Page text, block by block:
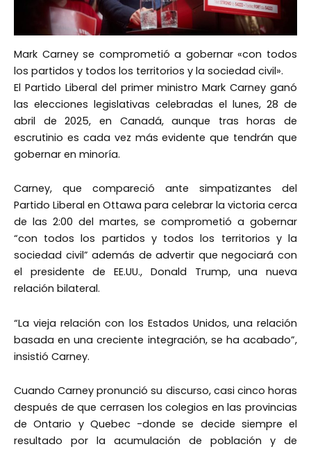
Mark Carney se comprometió a gobernar «con todos
los partidos y todos los territorios y la sociedad civil».
El Partido Liberal del primer ministro Mark Carney ganó
las elecciones legislativas celebradas el lunes, 28 de
abril de 2025, en Canadá, aunque tras horas de
escrutinio es cada vez más evidente que tendrán que
gobernar en minoría.
Carney, que compareció ante simpatizantes del
Partido Liberal en Ottawa para celebrar la victoria cerca
de las 2:00 del martes, se comprometió a gobernar
“con todos los partidos y todos los territorios y la
sociedad civil” además de advertir que negociará con
el presidente de EE.UU., Donald Trump, una nueva
relación bilateral.
“La vieja relación con los Estados Unidos, una relación
basada en una creciente integración, se ha acabado”,
insistió Carney.
Cuando Carney pronunció su discurso, casi cinco horas
después de que cerrasen los colegios en las provincias
de Ontario y Quebec -donde se decide siempre el
resultado por la acumulación de población y de